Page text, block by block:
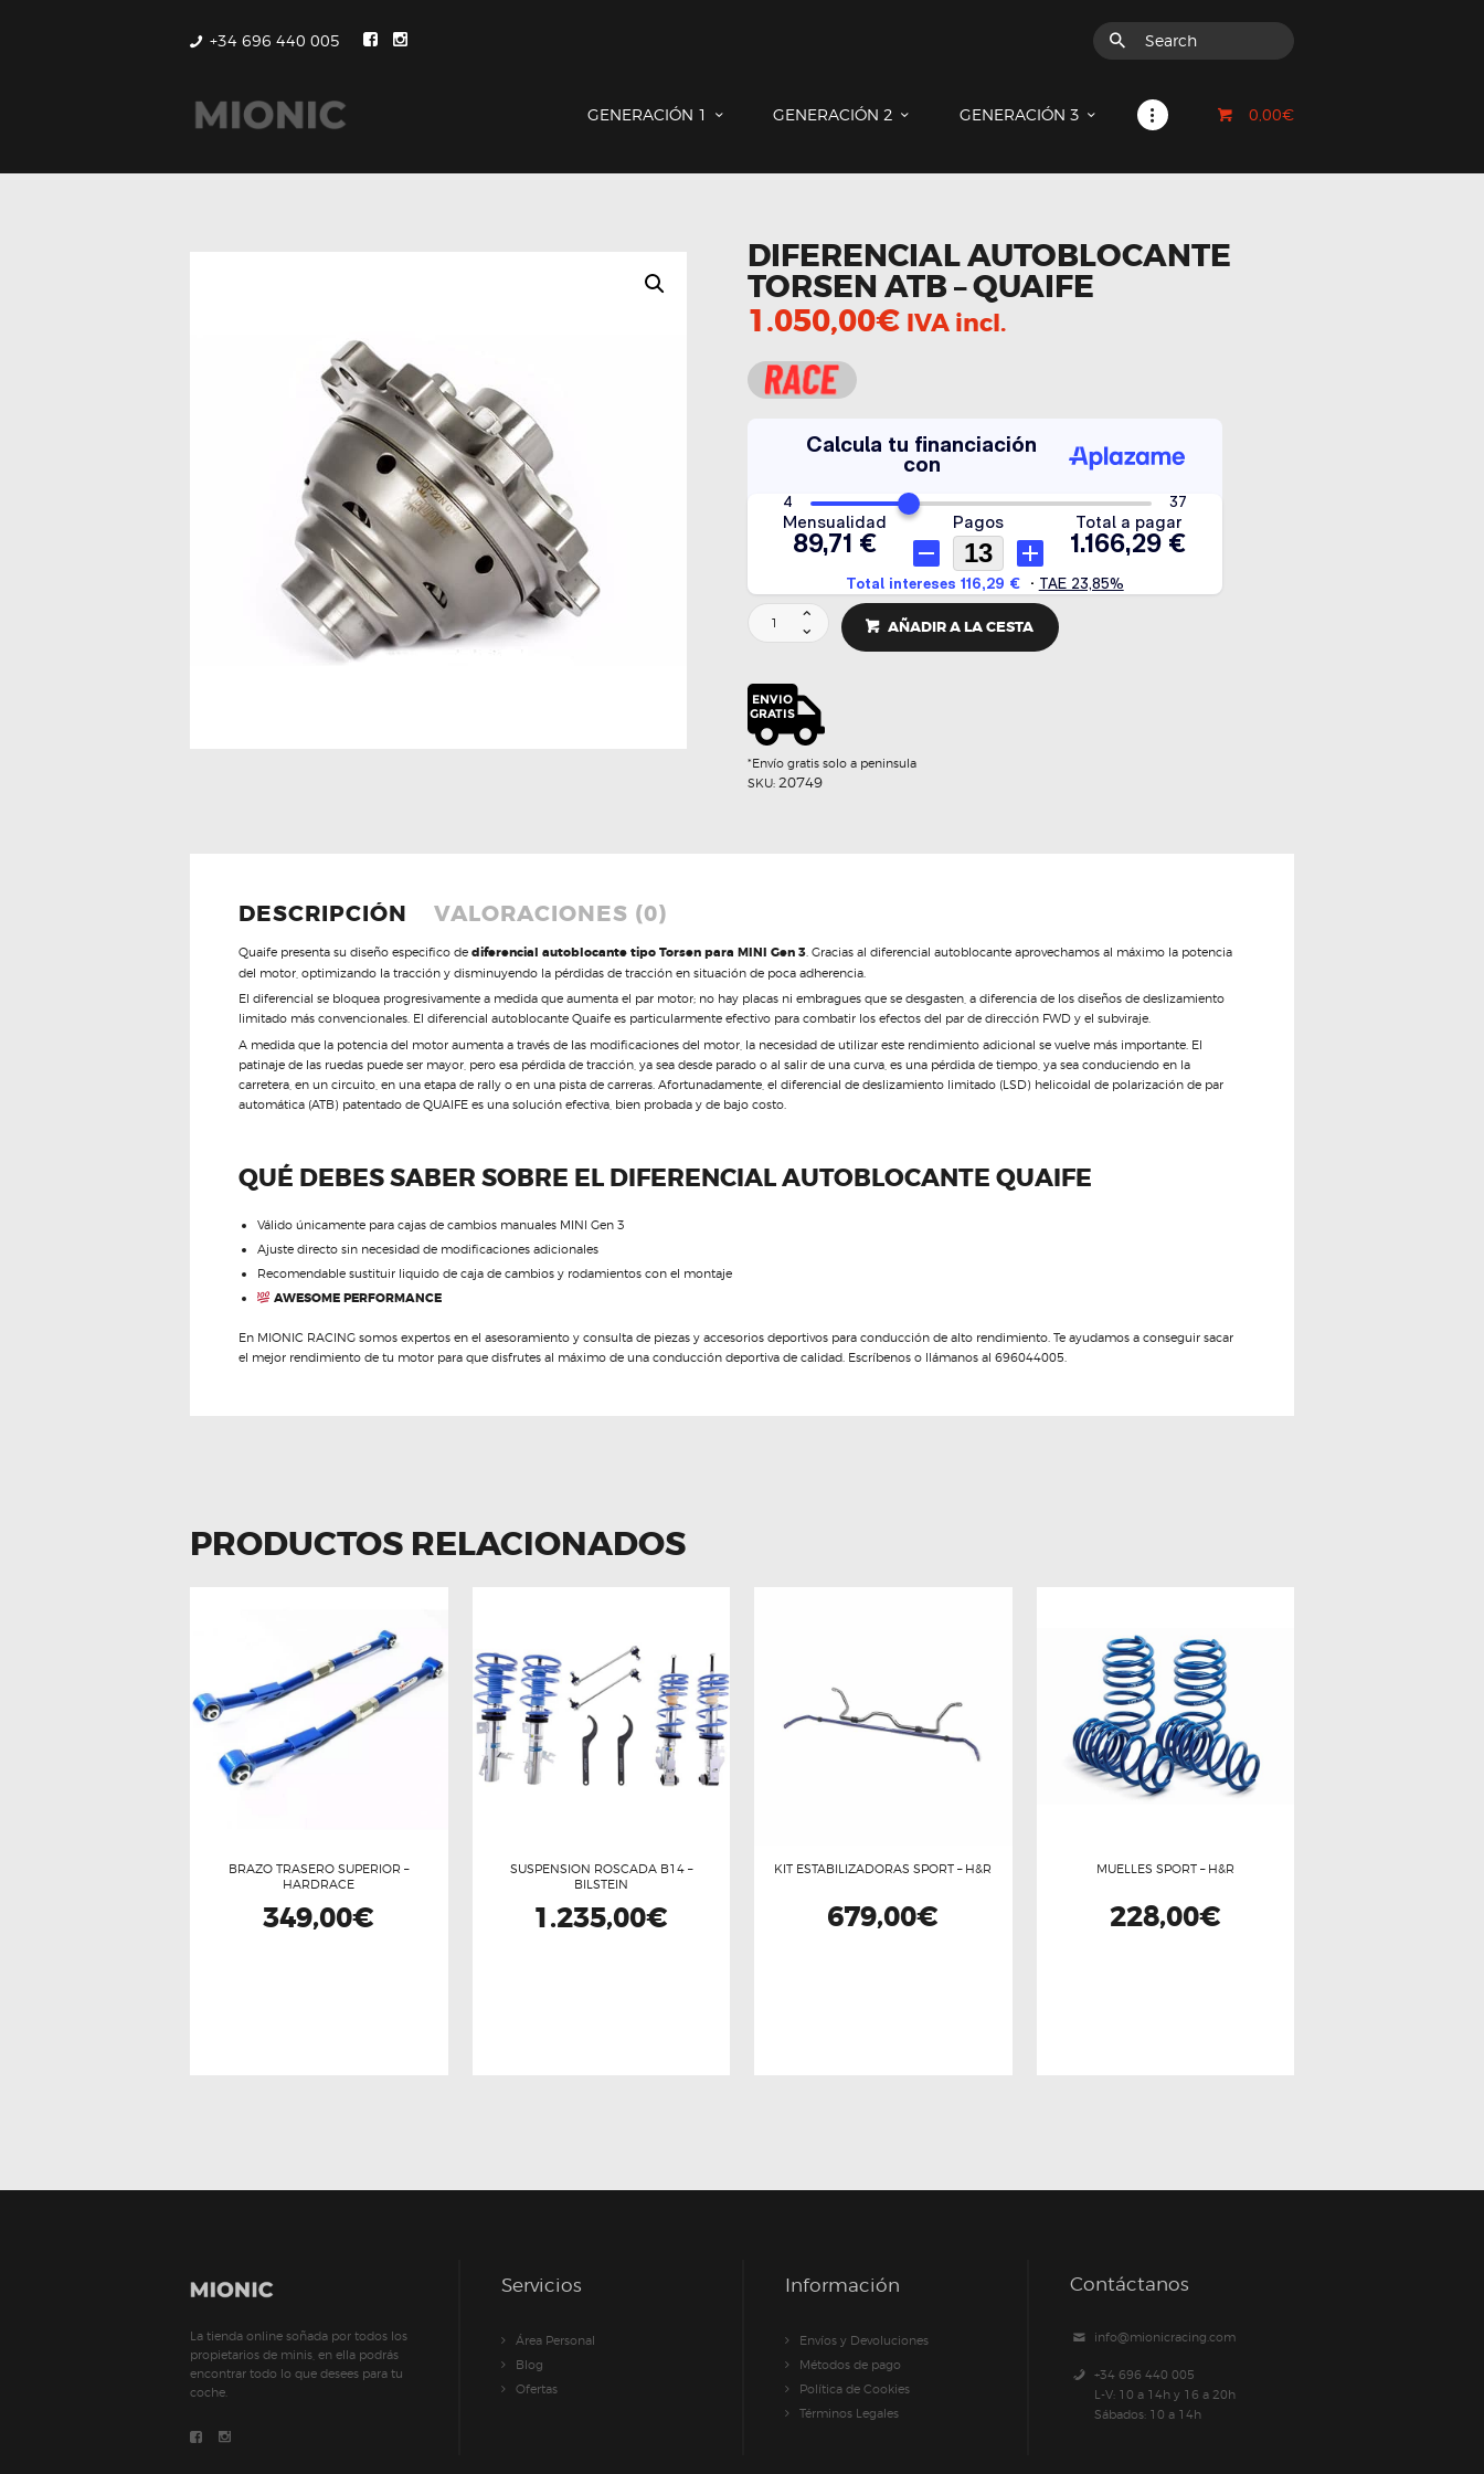
+34 696 440 005
GENERACIÓN 1 GENERACIÓN 2 GENERACIÓN 3 0,00€
COUNTRYMAN & PACEMAN
DIFERENCIAL AUTOBLOCANTE
TORSEN ATB – QUAIFE
1.050,00€ IVA incl.
DIFERENCIAL
AUTOBLOCANTE
QUAIFE
cantidad
AÑADIR A LA CESTA
*Envío gratis solo a peninsula
SKU: 20749
DESCRIPCIÓN VALORACIONES (0)
Quaife presenta su diseño especifico de diferencial autoblocante tipo Torsen para MINI Gen 3 . Gracias al diferencial autoblocante aprovechamos al máximo la potencia
del motor, optimizando la tracción y disminuyendo la pérdidas de tracción en situación de poca adherencia.
El diferencial se bloquea progresivamente a medida que aumenta el par motor; no hay placas ni embragues que se desgasten, a diferencia de los diseños de deslizamiento
limitado más convencionales. El diferencial autoblocante Quaife es particularmente efectivo para combatir los efectos del par de dirección FWD y el subviraje.
A medida que la potencia del motor aumenta a través de las modificaciones del motor, la necesidad de utilizar este rendimiento adicional se vuelve más importante. El
patinaje de las ruedas puede ser mayor, pero esa pérdida de tracción, ya sea desde parado o al salir de una curva, es una pérdida de tiempo, ya sea conduciendo en la
carretera, en un circuito, en una etapa de rally o en una pista de carreras. Afortunadamente, el diferencial de deslizamiento limitado (LSD) helicoidal de polarización de par
automática (ATB) patentado de QUAIFE es una solución efectiva, bien probada y de bajo costo.
QUÉ DEBES SABER SOBRE EL DIFERENCIAL AUTOBLOCANTE QUAIFE
Válido únicamente para cajas de cambios manuales MINI Gen 3
Ajuste directo sin necesidad de modificaciones adicionales
Recomendable sustituir liquido de caja de cambios y rodamientos con el montaje
AWESOME PERFORMANCE
En MIONIC RACING somos expertos en el asesoramiento y consulta de piezas y accesorios deportivos para conducción de alto rendimiento. Te ayudamos a conseguir sacar
el mejor rendimiento de tu motor para que disfrutes al máximo de una conducción deportiva de calidad. Escríbenos o llámanos al 696044005.
PRODUCTOS RELACIONADOS
BRAZO TRASERO SUPERIOR –
HARDRACE
349,00€
SUSPENSION ROSCADA B14 –
BILSTEIN
1.235,00€
KIT ESTABILIZADORAS SPORT – H&R
679,00€
MUELLES SPORT – H&R
228,00€
La tienda online soñada por todos los
propietarios de minis, en ella podrás
encontrar todo lo que desees para tu
coche.
Servicios
Área Personal
Blog
Ofertas
Información
Envíos y Devoluciones
Métodos de pago
Política de Cookies
Términos Legales
Contáctanos
info@mionicracing.com
+34 696 440 005
L-V: 10 a 14h y 16 a 20h
Sábados: 10 a 14h